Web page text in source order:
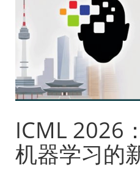
ICML 2026
机器学习的